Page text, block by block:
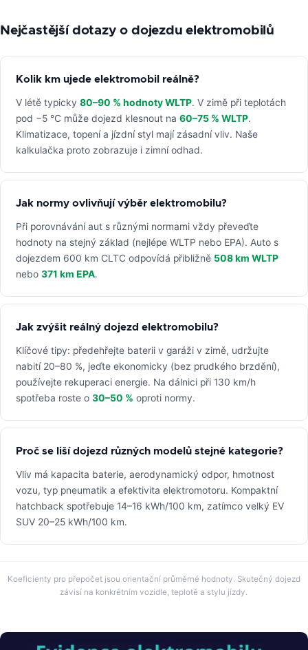
Nejčastější dotazy o dojezdu elektromobilů
Kolik km ujede elektromobil reálně?
V létě typicky 80–90 % hodnoty WLTP. V zimě při teplotách
pod −5 °C může dojezd klesnout na 60–75 % WLTP.
Klimatizace, topení a jízdní styl mají zásadní vliv. Naše
kalkulačka proto zobrazuje i zimní odhad.
Jak normy ovlivňují výběr elektromobilu?
Při porovnávání aut s různými normami vždy převeďte
hodnoty na stejný základ (nejlépe WLTP nebo EPA). Auto s
dojezdem 600 km CLTC odpovídá přibližně 508 km WLTP
nebo 371 km EPA.
Jak zvýšit reálný dojezd elektromobilu?
Klíčové tipy: předehřejte baterii v garáži v zimě, udržujte
nabití 20–80 %, jeďte ekonomicky (bez prudkého brzdění),
používejte rekuperaci energie. Na dálnici při 130 km/h
spotřeba roste o 30–50 % oproti normy.
Proč se liší dojezd různých modelů stejné kategorie?
Vliv má kapacita baterie, aerodynamický odpor, hmotnost
vozu, typ pneumatik a efektivita elektromotoru. Kompaktní
hatchback spotřebuje 14–16 kWh/100 km, zatímco velký EV
SUV 20–25 kWh/100 km.
Koeficienty pro přepočet jsou orientační průměrné hodnoty. Skutečný dojezd
závisí na konkrétním vozidle, teplotě a stylu jízdy.
Obrázek